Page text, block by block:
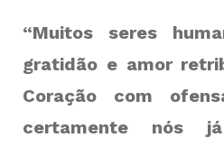
“Muitos seres
gratidão e amor
Coração com
certamente nós